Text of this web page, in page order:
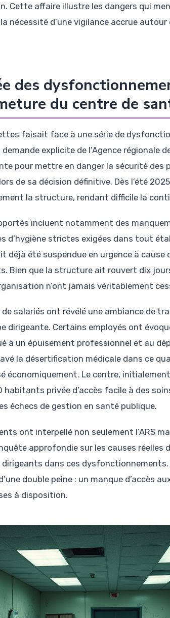
Cette affaire illustre les dangers qui
nécessité d’une vigilance accrue
des
du centre de
faisait face à une série de
explicite de l’Agence régionale
pour mettre en danger la sécurité des
de sa décision définitive. Dès l’été
la structure, rendant difficile la
incluent notamment des
d’hygiène strictes exigées dans tout
déjà été suspendue en urgence à cause
Bien que la structure ait rouvert dix
n’ont jamais véritablement
salariés ont révélé une ambiance de
dirigeante. Certains employés ont
à un épuisement professionnel et au
la désertification médicale dans ce
économiquement. Le centre,
privée d’accès facile à des
échecs de gestion en santé publique.
ont interpellé non seulement l’ARS
approfondie sur les causes réelles
dans ces
double peine : un manque d’accès
à disposition.